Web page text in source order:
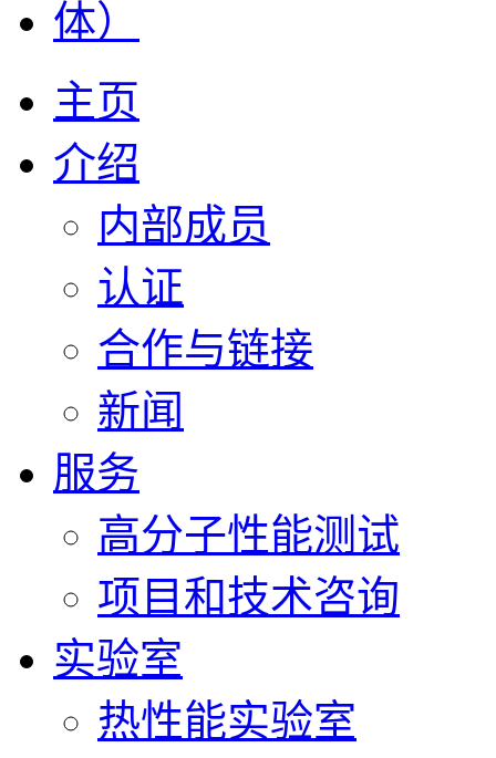
主页
介绍
内部成员
认证
合作与链接
新闻
服务
高分子性能测试
项目和技术咨询
实验室
热性能实验室